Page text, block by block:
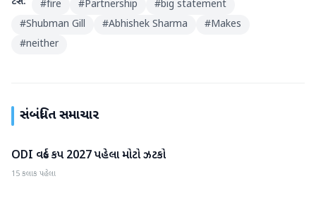
#fire #Partnership #big statement
#Shubman Gill #Abhishek Sharma #Makes
#neither
સંબંધિત સમાચાર
રમતગમત
ODI વર્લ્ડ કપ 2027 પહેલા મોટો ઝટકો
15 કલાક પહેલા